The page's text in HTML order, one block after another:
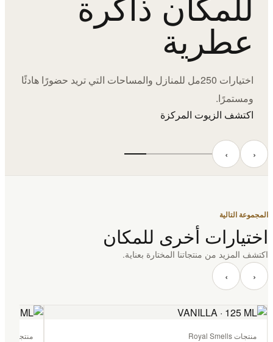
عطرية
اختيارات 250مل للمنازل والمساحات التي تريد حضورًا هادئًا
ومستمرًا.
اكتشف الزيوت المركزة
‹ ›
المجموعة التالية
اختيارات أخرى للمكان
اكتشف المزيد من منتجاتنا المختارة بعناية.
‹ ›
منتجات Royal Smells منتجات Royal Smells